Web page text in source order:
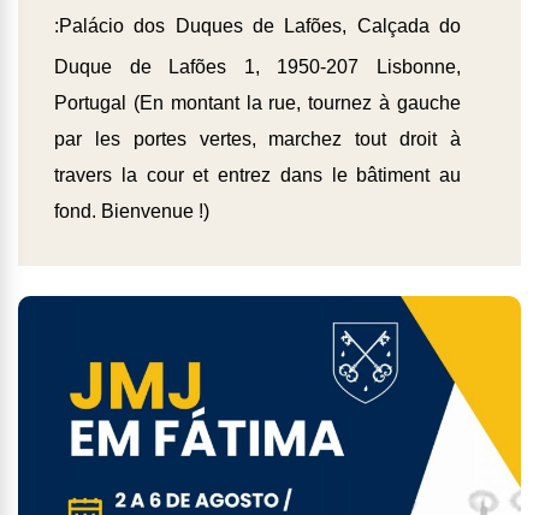
:Palácio dos Duques de Lafões, Calçada do
Duque de Lafões 1, 1950-207 Lisbonne,
Portugal (En montant la rue, tournez à gauche
par les portes vertes, marchez tout droit à
travers la cour et entrez dans le bâtiment au
fond. Bienvenue !)